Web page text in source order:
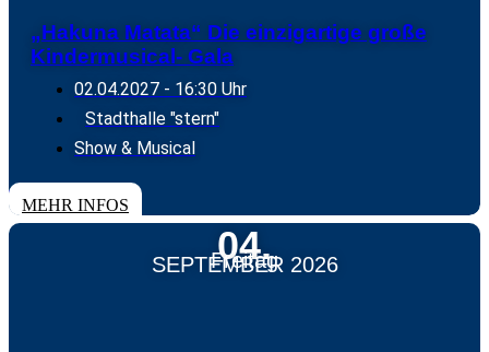
„Hakuna Matata“ Die einzigartige große
Kindermusical- Gala
02.04.2027 - 16:30 Uhr
Stadthalle "stern"
Show & Musical
TICKETS
MEHR INFOS
04.
SEPTEMBER 2026
Freitag